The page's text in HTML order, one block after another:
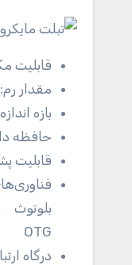
قابلیت
مقدار رم:
بازه
حافظه
قابلیت
بلوتوث
OTG
درگاه